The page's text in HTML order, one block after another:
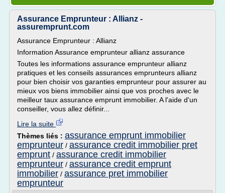
Assurance Emprunteur : Allianz -
assuremprunt.com
Assurance Emprunteur : Allianz
Information Assurance emprunteur allianz assurance
Toutes les informations assurance emprunteur allianz
pratiques et les conseils assurances emprunteurs allianz
pour bien choisir vos garanties emprunteur pour assurer au
mieux vos biens immobilier ainsi que vos proches avec le
meilleur taux assurance emprunt immobilier. A l'aide d'un
conseiller, vous allez définir...
Lire la suite
Thèmes liés : assurance emprunt immobilier
emprunteur / assurance credit immobilier pret
emprunt / assurance credit immobilier
emprunteur / assurance credit emprunt
immobilier / assurance pret immobilier
emprunteur